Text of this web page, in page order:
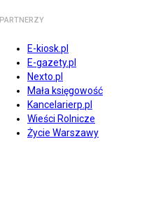
PARTNERZY
E-kiosk.pl
E-gazety.pl
Nexto.pl
Mała księgowość
Kancelarierp.pl
Wieści Rolnicze
Życie Warszawy